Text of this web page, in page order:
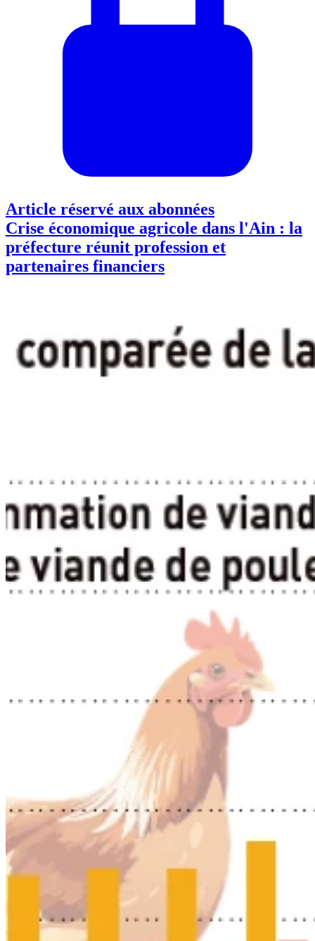
Article réservé aux abonnées
Crise économique agricole dans l'Ain : la
préfecture réunit profession et
partenaires financiers